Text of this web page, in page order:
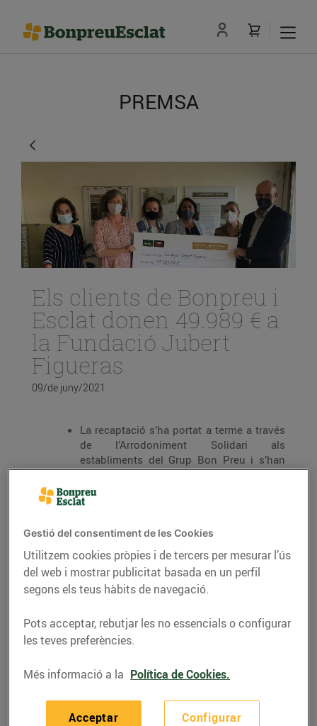
PREMSA
Els clients de Bonpreu i
Esclat donen 49.989 € a
la Fundació Jubert
Figueras
09/de juny/2021
La recaptació s’ha portat a terme a través
de l’Arrodoniment Solidari als
establiments del Grup Bon Preu i s’han
realitzat 290.008 donacions.
L’import va destinat a la Fundació Jubert
els familiars de persones hospitalitzades,
desplaçades de la seva residència
habitual, amb pocs recursos econòmics a
qui se'ls hi ofereix allotjament i suport
emocional.
col·laborat amb més de 26 associacions i
ha recaptat més d’1,5 milions d’euros a
Esclat van realitzar 290.008 donacions que han fet
Gestió del consentiment de les Cookies
Utilitzem cookies pròpies i de tercers per mesurar l’ús
del web i mostrar publicitat basada en un perfil
segons els teus hàbits de navegació.
Pots acceptar, rebutjar les no essencials o configurar
les teves preferències.
Més informació a la Política de Cookies.
Configurar
Acceptar